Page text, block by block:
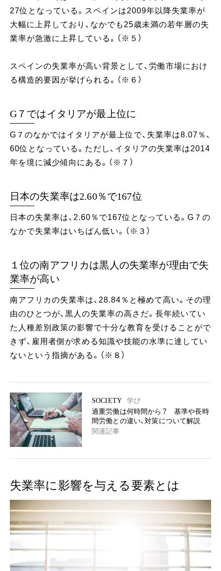
27位となっている。スペインは2009年以降失業率が
大幅に上昇しており、なかでも25歳未満の若年層の失
業率が急激に上昇している。（※５）
スペインの失業率が高い背景として、労働市場におけ
る構造的要因が挙げられる。（※６）
G７ではイタリアが最上位に
G７のなかではイタリアが最上位で、失業率は8.07％、
60位となっている。ただし、イタリアの失業率は2014
年を境に減少傾向にある。（※７）
日本の失業率は2.60％で167位
日本の失業率は、2.60％で167位となっている。G７の
なかで失業率はいちばん低い。（※３）
１位の南アフリカは黒人の失業率が理由で失
業率が高い
南アフリカの失業率は、28.84％と極めて高い。その理
由のひとつが、黒人の失業率の高さだ。長年続いてい
た人種差別政策の影響で十分な教育を受けることがで
きず、雇用者側が求める知識や技能の水準に達してい
ないという指摘がある。（※８）
SOCIETY
学び
過重労働は何時間から？ 基準や長時
間労働との違い、対策について解説
関連記事
失業率に影響を与える要素とは